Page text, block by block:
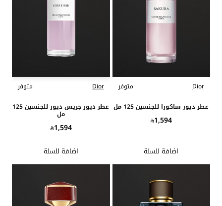
Dior
متوفر
عطر ديور ساكورا للجنسين 125 مل
1,594
اضافة للسلة
Dior
متوفر
عطر ديور جريس ديور للجنسين 125
مل
1,594
اضافة للسلة